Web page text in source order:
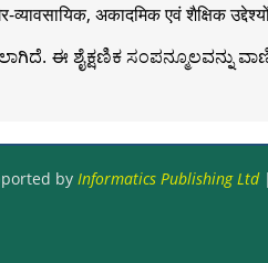
अकादमिक एवं शैक्षिक
ಈ ಶೈಕ್ಷಣಿಕ ಸಂಪನ್ಮೂಲವನ್ನು
by Informatics Publishing Ltd|